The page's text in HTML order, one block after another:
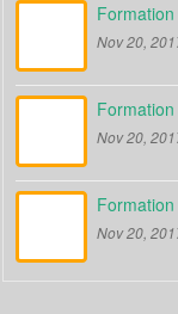
Nov 20,
Nov 20,
Nov 20,